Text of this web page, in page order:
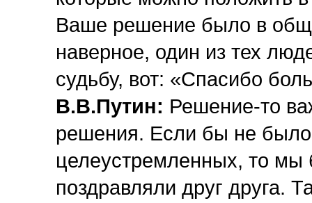
Ваше решение было в
наверное, один из тех
судьбу, вот: «Спасибо
В.В.Путин: Решение-то
решения. Если бы не
целеустремленных, то мы
поздравляли друг друга.